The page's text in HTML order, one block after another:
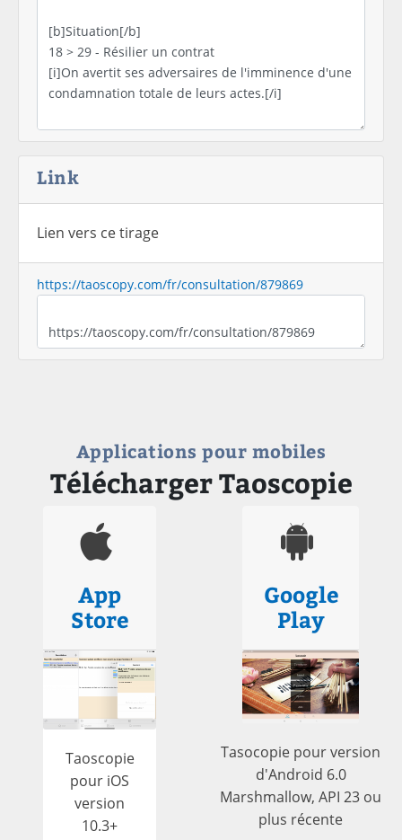
Link
Lien vers ce tirage
https://taoscopy.com/fr/consultation/879869
Applications pour mobiles
Télécharger Taoscopie
App
Store
Taoscopie
pour iOS
version
10.3+
Google
Play
Tasocopie pour version
d'Android 6.0
Marshmallow, API 23 ou
plus récente